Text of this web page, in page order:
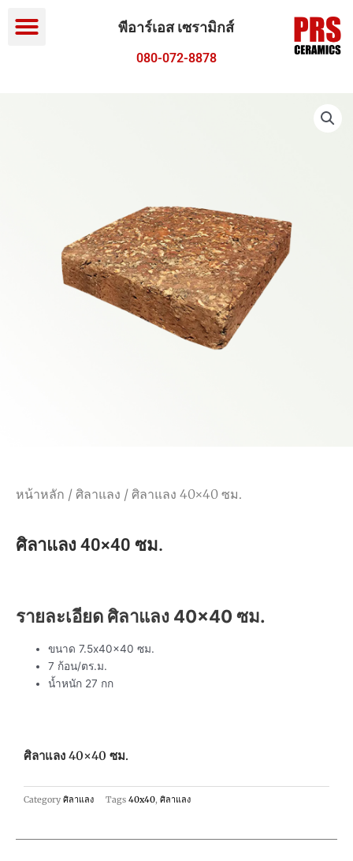
Menu พีอาร์เอส เซรามิกส์
080-072-8878
หน้าหลัก / ศิลาแลง / ศิลาแลง 40×40 ซม.
ศิลาแลง 40×40 ซม.
รายละเอียด ศิลาแลง 40×40 ซม.
ขนาด 7.5x40x40 ซม.
7 ก้อน/ตร.ม.
น้ำหนัก 27 กก
ศิลาแลง 40×40 ซม.
Category ศิลาแลง Tags 40x40, ศิลาแลง